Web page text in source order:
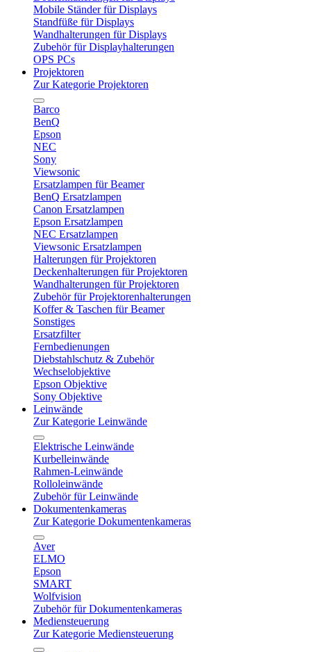
Mobile Ständer für Displays
Standfüße für Displays
Wandhalterungen für Displays
Zubehör für Displayhalterungen
OPS PCs
Projektoren
Zur Kategorie Projektoren
Barco
BenQ
Epson
NEC
Sony
Viewsonic
Ersatzlampen für Beamer
BenQ Ersatzlampen
Canon Ersatzlampen
Epson Ersatzlampen
NEC Ersatzlampen
Viewsonic Ersatzlampen
Halterungen für Projektoren
Deckenhalterungen für Projektoren
Wandhalterungen für Projektoren
Zubehör für Projektorenhalterungen
Koffer & Taschen für Beamer
Sonstiges
Ersatzfilter
Fernbedienungen
Diebstahlschutz & Zubehör
Wechselobjektive
Epson Objektive
Sony Objektive
Leinwände
Zur Kategorie Leinwände
Elektrische Leinwände
Kurbelleinwände
Rahmen-Leinwände
Rolloleinwände
Zubehör für Leinwände
Dokumentenkameras
Zur Kategorie Dokumentenkameras
Aver
ELMO
Epson
SMART
Wolfvision
Zubehör für Dokumentenkameras
Mediensteuerung
Zur Kategorie Mediensteuerung